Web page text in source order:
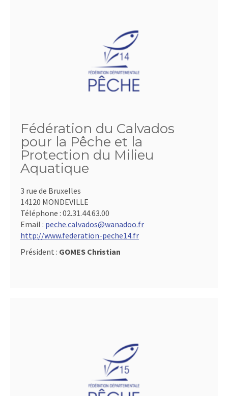
Fédération du Calvados
pour la Pêche et la
Protection du Milieu
Aquatique
3 rue de Bruxelles
14120 MONDEVILLE
Téléphone : 02.31.44.63.00
Email : peche.calvados@wanadoo.fr
http://www.federation-peche14.fr
Président : GOMES Christian